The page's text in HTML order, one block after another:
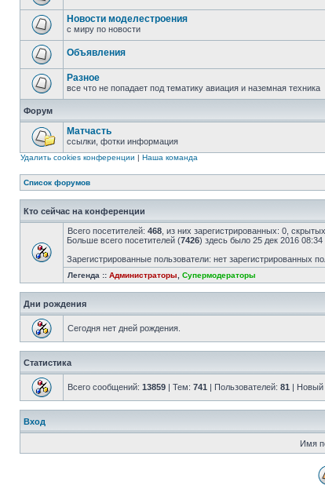
Новости моделестроения
с миру по новости
Объявления
Разное
все что не попадает под тематику авиация и наземная техника
Форум
Матчасть
ссылки, фотки информация
Удалить cookies конференции | Наша команда
Список форумов
Кто сейчас на конференции
Всего посетителей: 468 , из них зарегистрированных: 0,
Больше всего посетителей (7426) здесь было 25 дек 2016 08:34
Зарегистрированные пользователи: нет зарегистрированных
Легенда :: Администраторы Супермодераторы
Дни рождения
Сегодня нет дней рождения.
Статистика
Всего сообщений: 13859 | Тем: 741 | Пользователей: 81 | Новый
Вход
Имя